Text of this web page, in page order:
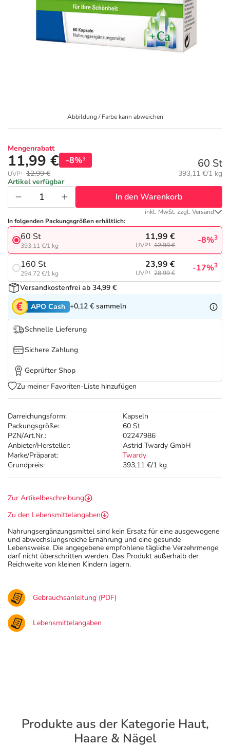
Mutter & Kind
Natur & Homöopathie
Sanitätshaus
Sport & Fitness
Tierapotheke
Vitamine & Mineralstoffe
Marken
Geschenkideen
Reiseapotheke
Sonnenpflege
Sommerpflege für Haar und Kopfhaut
Täglich gut versorgt
Fragen und Antworten
Beliebte Beiträge
E-Rezept App
5% Extra Cash
Evolsin Deals
Nattermann Deals
R(h)ein Nutrition Deals
Refluthin, Lasea & Carmenthin Deals
Salus Deals
Abbildung / Farbe kann abweichen
Darreichungsform:
Kapseln
Packungsgröße:
60 St
PZN/Art.Nr.:
02247986
Anbieter/Hersteller:
Astrid Twardy GmbH
Marke/Präparat:
Twardy
Grundpreis:
393,11 €/1 kg
Mengenrabatt
11,99 € -8%3
UVP¹ 12,99 €
60 St
Grundpreis:
393,11 €/1 kg
Artikel verfügbar
In den Warenkorb
inkl. MwSt. zzgl. Versand
In folgenden Packungsgrößen erhältlich:
60 St
393,11 €/1 kg
11,99 €
UVP¹ 12,99 € -8%3
160 St
294,72 €/1 kg
23,99 €
UVP¹ 28,99 € -17%3
Versandkostenfrei ab 34,99 €
APO Cash +0,12 € sammeln
Schnelle Lieferung
Sichere Zahlung
Geprüfter Shop
Zu meiner Favoriten-Liste hinzufügen
Zur Artikelbeschreibung
Zu den Lebensmittelangaben
Nahrungsergänzungsmittel sind kein Ersatz für eine ausgewogene
und abwechslungsreiche Ernährung und eine gesunde
Lebensweise. Die angegebene empfohlene tägliche Verzehrmenge
darf nicht überschritten werden. Das Produkt außerhalb der
Reichweite von kleinen Kindern lagern.
Gebrauchsanleitung (PDF)
Lebensmittelangaben
Produkte aus der Kategorie Haut,
Haare & Nägel